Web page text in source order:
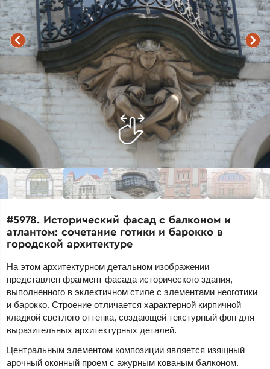
#5978. Исторический фасад с балконом и
атлантом: сочетание готики и барокко в
городской архитектуре
На этом архитектурном детальном изображении
представлен фрагмент фасада исторического здания,
выполненного в эклектичном стиле с элементами неоготики
и барокко. Строение отличается характерной кирпичной
кладкой светлого оттенка, создающей текстурный фон для
выразительных архитектурных деталей.
Центральным элементом композиции является изящный
арочный оконный проем с ажурным кованым балконом.